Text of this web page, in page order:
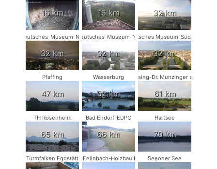
16 km 16 km 32 km
Deutsches-Museum-NW
32 km
Deutsches-Museum-NO
32 km
Deutsches Museum-Südwest
32 km
Pfaffing
47 km
Wasserburg
52 km
Münsing-Dr. Munzinger sport
61 km
TH Rosenheim
65 km
Bad Endorf-EDPC
66 km
Hartsee
70 km
Turmfalken EggstättBad Feilnbach-Holzbau Eder Seeoner See